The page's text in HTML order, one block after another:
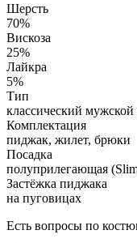
Шерсть
70%
Вискоза
25%
Лайкра
5%
Тип
классический
Комплектация
пиджак, жилет, брюки
Посадка
полуприлегающая
Застёжка пиджака
на пуговицах
Есть вопросы по